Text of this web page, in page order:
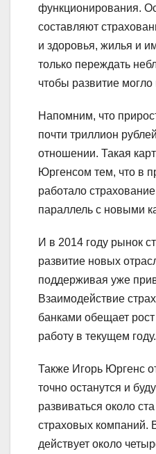
функционирования.
составляют
и здоровья, жилья и
только переждать
чтобы развитие
Напомним, что
почти триллион
отношении. Такая
Юргенсом тем, что в
работало
параллель с новыми
И в 2014 году рынок
развитие новых
поддерживая уже
Взаимодействие
банками обещает
работу в текущем году.
Также Игорь Юргенс
точно останутся и
развиваться около
страховых компаний.
действует около